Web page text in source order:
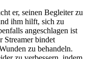
er, seinen Begleiter zu
ihm hilft, sich zu
angeschlagen ist
Streamer bindet
zu behandeln.